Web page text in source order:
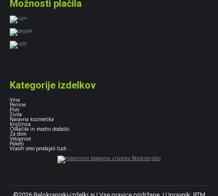
Možnosti plačila
Kategorije izdelkov
Vina
Penine
Pivo
Živila
Naravna kozmetika
Knjižnica
Oblačila in modni dodatki
Za dom
Vstopnice
Paketi
Včasih smo prodajali tudi ...